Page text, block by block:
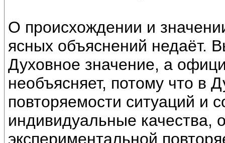
О происхождении и
ясных объяснений недаёт.
Духовное значение, а
необъясняет, потому что в
повторяемости ситуаций и
индивидуальные качества,
экспериментальной